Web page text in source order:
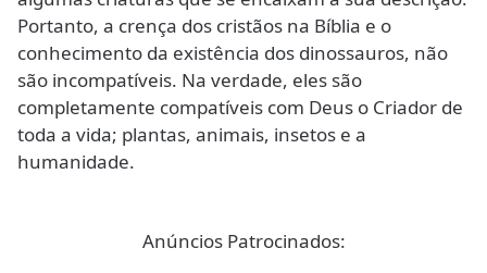
Portanto, a crença dos cristãos na Bíblia e o
conhecimento da existência dos dinossauros, não
são incompatíveis. Na verdade, eles são
completamente compatíveis com Deus o Criador de
toda a vida; plantas, animais, insetos e a
humanidade.
Anúncios Patrocinados: